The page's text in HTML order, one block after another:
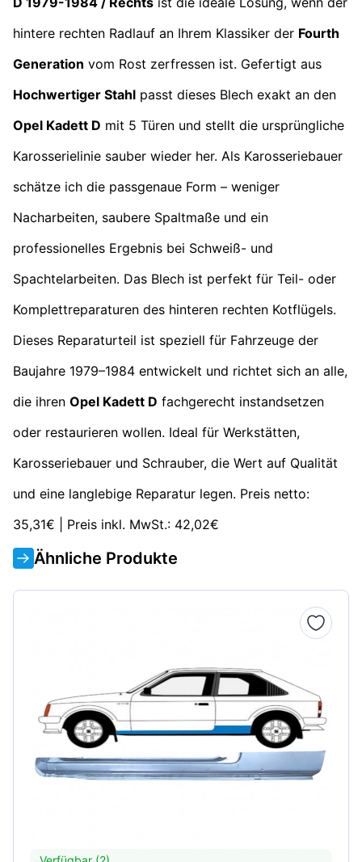
hintere rechten Radlauf an Ihrem Klassiker der Fourth
Generation vom Rost zerfressen ist. Gefertigt aus
Hochwertiger Stahl passt dieses Blech exakt an den
Opel Kadett D mit 5 Türen und stellt die ursprüngliche
Karosserielinie sauber wieder her. Als Karosseriebauer
schätze ich die passgenaue Form – weniger
Nacharbeiten, saubere Spaltmaße und ein
professionelles Ergebnis bei Schweiß- und
Spachtelarbeiten. Das Blech ist perfekt für Teil- oder
Komplettreparaturen des hinteren rechten Kotflügels.
Dieses Reparaturteil ist speziell für Fahrzeuge der
Baujahre 1979–1984 entwickelt und richtet sich an alle,
die ihren Opel Kadett D fachgerecht instandsetzen
oder restaurieren wollen. Ideal für Werkstätten,
Karosseriebauer und Schrauber, die Wert auf Qualität
und eine langlebige Reparatur legen. Preis netto:
35,31€ | Preis inkl. MwSt.: 42,02€
Ähnliche Produkte